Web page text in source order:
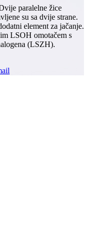
paralelne žice
su sa dvije strane.
element za jačanje.
LSOH omotačem s
(LSZH).